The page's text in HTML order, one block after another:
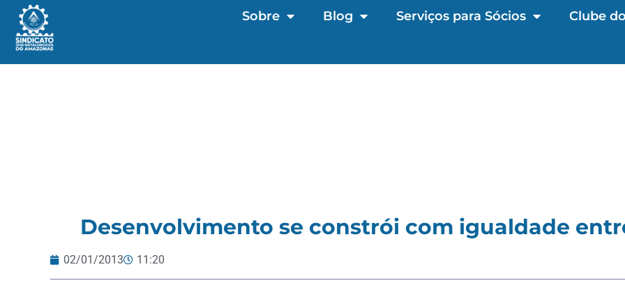
Sobre Blog Serviços para Sócios Clube
Desenvolvimento se constrói com igualdade
02/01/2013 11:20